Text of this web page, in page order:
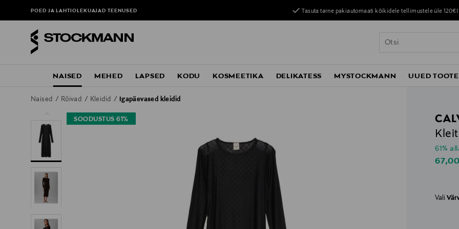
POED JA LAHTIOLEKUAJADTEENUSED Tasuta tarne pakiautomaati kõikidele tellimustele üle 120€!
NAISED MEHED LAPSED KODU KOSMEETIKA DELIKATESS MYSTOCKMANN UUED
Naised Rõivad Kleidid Igapäevased kleidid
SOODUSTUS 61%
61%
Vali